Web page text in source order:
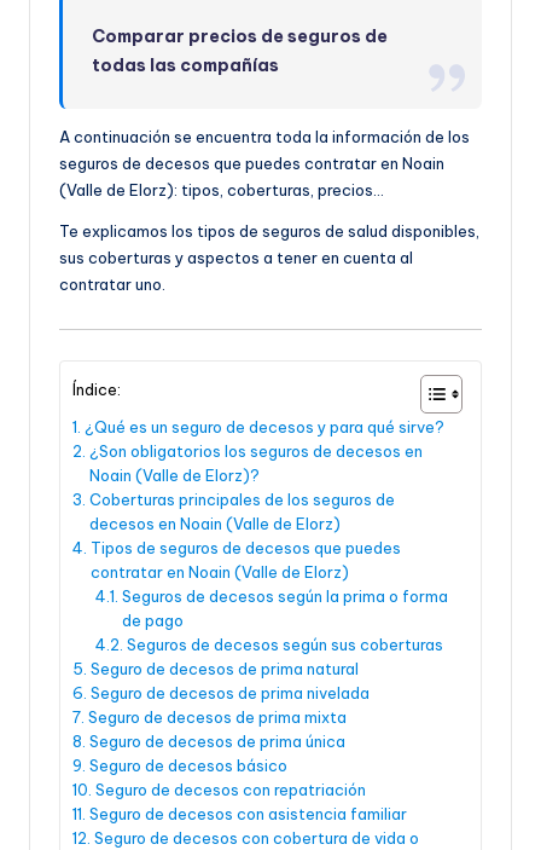
Comparar precios de seguros de
todas las compañías
A continuación se encuentra toda la información de los
seguros de decesos que puedes contratar en Noain
(Valle de Elorz): tipos, coberturas, precios…
Te explicamos los tipos de seguros de salud disponibles,
sus coberturas y aspectos a tener en cuenta al
contratar uno.
Índice:
¿Qué es un seguro de decesos y para qué sirve?
¿Son obligatorios los seguros de decesos en
Noain (Valle de Elorz)?
Coberturas principales de los seguros de
decesos en Noain (Valle de Elorz)
Tipos de seguros de decesos que puedes
contratar en Noain (Valle de Elorz)
Seguros de decesos según la prima o forma
de pago
Seguros de decesos según sus coberturas
Seguro de decesos de prima natural
Seguro de decesos de prima nivelada
Seguro de decesos de prima mixta
Seguro de decesos de prima única
Seguro de decesos básico
Seguro de decesos con repatriación
Seguro de decesos con asistencia familiar
Seguro de decesos con cobertura de vida o